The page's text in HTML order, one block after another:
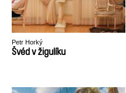
Petr Horký
Švéd v žigulíku